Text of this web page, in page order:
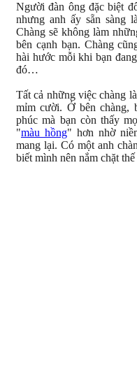
Người đàn ông đặc biệt
nhưng anh ấy sẵn sàng
Chàng sẽ không làm
bên cạnh bạn. Chàng
hài hước mỗi khi bạn
đó…
Tất cả những việc chàng
mỉm cười. Ở bên chàng,
phúc mà bạn còn thấy
"màu hồng" hơn nhờ
mang lại. Có một anh
biết mình nên nắm chặt